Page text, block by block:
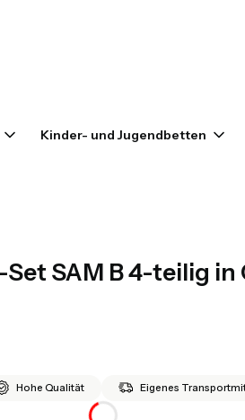
Warenkorb: 0. Details anzeigen
Kinder- und Jugendbetten
SAM B 4-teilig in
Hohe Qualität Eigenes